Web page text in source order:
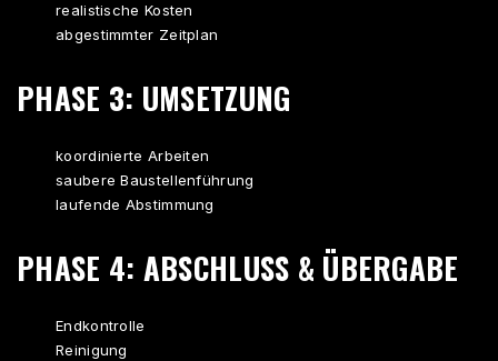
realistische Kosten
abgestimmter Zeitplan
PHASE 3: UMSETZUNG
koordinierte Arbeiten
saubere Baustellenführung
laufende Abstimmung
PHASE 4: ABSCHLUSS & ÜBERGABE
Endkontrolle
Reinigung